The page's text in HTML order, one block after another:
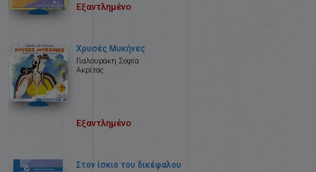
Εξαντλημένο
Χρυσές Μυκήνες
Γιαλουράκη Σοφία
Ακρίτας
Εξαντλημένο
Στον ίσκιο του δικέφαλου